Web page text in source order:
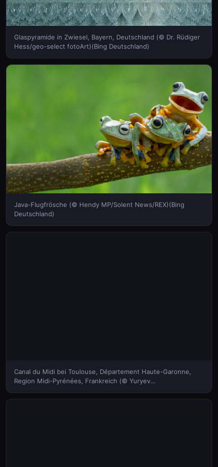
Glaspyramide in Zwiesel, Bayern, Deutschland (© Dr. Rüdiger
Hess/geo-select fotoArt)(Bing Deutschland)
Java-Flugfrösche (© Hendy MP/Solent News/REX)(Bing
Deutschland)
Canal du Midi bei Toulouse, Département Haute-Garonne,
Region Midi-Pyrénées, Frankreich (© Yuryev